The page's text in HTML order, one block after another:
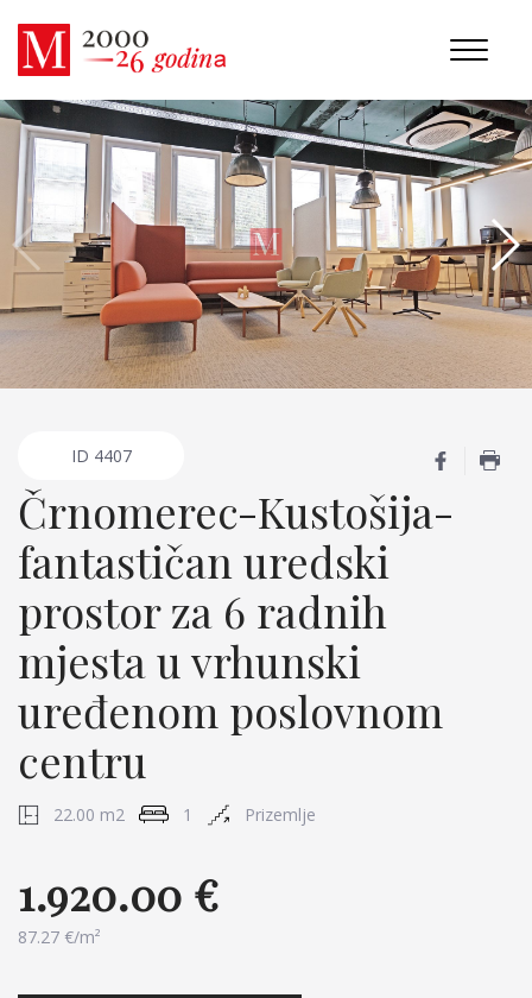
ID 4407
Črnomerec-Kustošija-
fantastičan uredski
prostor za 6 radnih
mjesta u vrhunski
uređenom poslovnom
centru
22.00 m2 1 Prizemlje
1.920.00 €
87.27 €/m²